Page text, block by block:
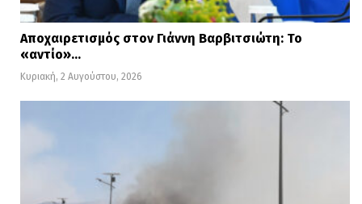
Αποχαιρετισμός στον Γιάννη Βαρβιτσιώτη: Το
«αντίο»…
Κυριακή, 2 Αυγούστου, 2026